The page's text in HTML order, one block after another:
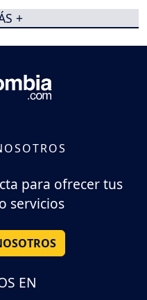
+
para ofrecer tus
servicios
EN